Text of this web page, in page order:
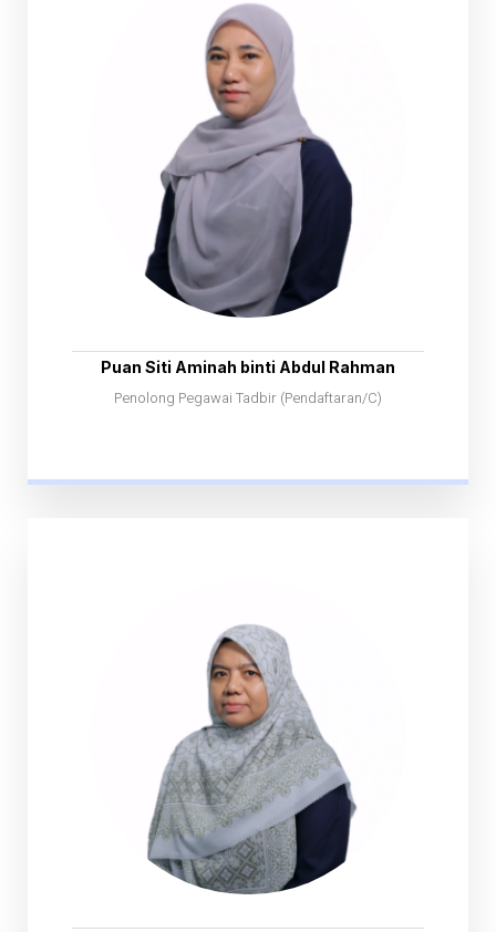
Puan Siti Aminah binti Abdul Rahman
Penolong Pegawai Tadbir (Pendaftaran/C)